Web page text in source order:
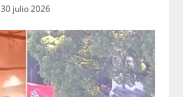
30 julio 2026